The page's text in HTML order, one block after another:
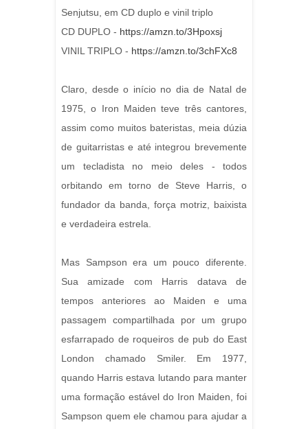
Senjutsu, em CD duplo e vinil triplo
CD DUPLO - https://amzn.to/3Hpoxsj
VINIL TRIPLO - https://amzn.to/3chFXc8
Claro, desde o início no dia de Natal de
1975, o Iron Maiden teve três cantores,
assim como muitos bateristas, meia dúzia
de guitarristas e até integrou brevemente
um tecladista no meio deles - todos
orbitando em torno de Steve Harris, o
fundador da banda, força motriz, baixista
e verdadeira estrela.
Mas Sampson era um pouco diferente.
Sua amizade com Harris datava de
tempos anteriores ao Maiden e uma
passagem compartilhada por um grupo
esfarrapado de roqueiros de pub do East
London chamado Smiler. Em 1977,
quando Harris estava lutando para manter
uma formação estável do Iron Maiden, foi
Sampson quem ele chamou para ajudar a